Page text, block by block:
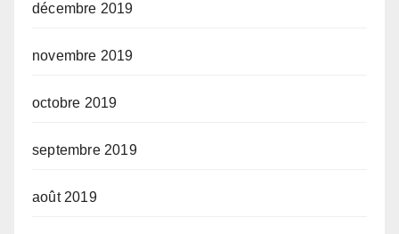
décembre 2019
novembre 2019
octobre 2019
septembre 2019
août 2019